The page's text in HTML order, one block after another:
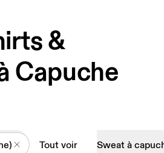
&
Capuche
Tout voir Sweat à